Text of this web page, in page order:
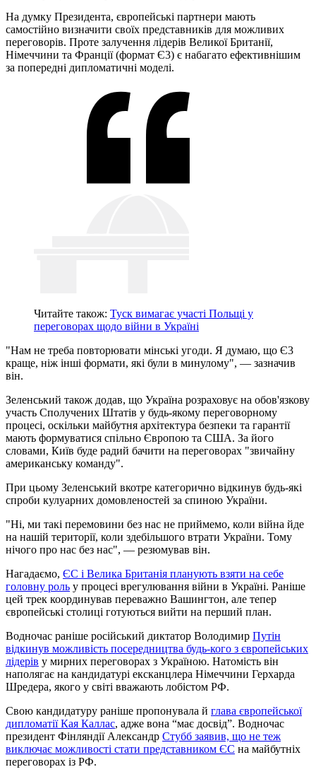
На думку Президента, європейські партнери мають
самостійно визначити своїх представників для можливих
переговорів. Проте залучення лідерів Великої Британії,
Німеччини та Франції (формат Є3) є набагато ефективнішим
за попередні дипломатичні моделі.
Читайте також: Туск вимагає участі Польщі у
переговорах щодо війни в Україні
"Нам не треба повторювати мінські угоди. Я думаю, що Є3
краще, ніж інші формати, які були в минулому", — зазначив
він.
Зеленський також додав, що Україна розраховує на обов'язкову
участь Сполучених Штатів у будь-якому переговорному
процесі, оскільки майбутня архітектура безпеки та гарантії
мають формуватися спільно Європою та США. За його
словами, Київ буде радий бачити на переговорах "звичайну
американську команду".
При цьому Зеленський вкотре категорично відкинув будь-які
спроби кулуарних домовленостей за спиною України.
"Ні, ми такі перемовини без нас не приймемо, коли війна йде
на нашій території, коли здебільшого втрати України. Тому
нічого про нас без нас", — резюмував він.
Нагадаємо, ЄС і Велика Британія планують взяти на себе
головну роль у процесі врегулювання війни в Україні. Раніше
цей трек координував переважно Вашингтон, але тепер
європейські столиці готуються вийти на перший план.
Водночас раніше російський диктатор Володимир Путін
відкинув можливість посередництва будь-кого з європейських
лідерів у мирних переговорах з Україною. Натомість він
наполягає на кандидатурі ексканцлера Німеччини Герхарда
Шредера, якого у світі вважають лобістом РФ.
Свою кандидатуру раніше пропонувала й глава європейської
дипломатії Кая Каллас, адже вона “має досвід”. Водночас
президент Фінляндії Александр Стубб заявив, що не теж
виключає можливості стати представником ЄС на майбутніх
переговорах із РФ.